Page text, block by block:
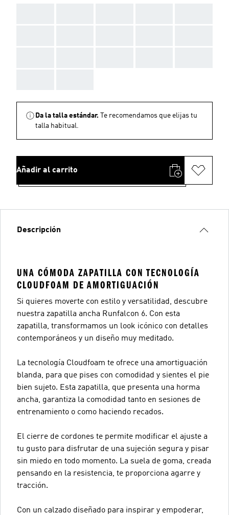
Da la talla estándar.
Te recomendamos que elijas tu
talla habitual.
Añadir al carrito
Descripción
UNA CÓMODA ZAPATILLA CON TECNOLOGÍA
CLOUDFOAM DE AMORTIGUACIÓN
Si quieres moverte con estilo y versatilidad, descubre
nuestra zapatilla ancha Runfalcon 6. Con esta
zapatilla, transformamos un look icónico con detalles
contemporáneos y un diseño muy meditado.
La tecnología Cloudfoam te ofrece una amortiguación
blanda, para que pises con comodidad y sientes el pie
bien sujeto. Esta zapatilla, que presenta una horma
ancha, garantiza la comodidad tanto en sesiones de
entrenamiento o como haciendo recados.
El cierre de cordones te permite modificar el ajuste a
tu gusto para disfrutar de una sujeción segura y pisar
sin miedo en todo momento. La suela de goma, creada
pensando en la resistencia, te proporciona agarre y
tracción.
Con un calzado diseñado para inspirar y empoderar,